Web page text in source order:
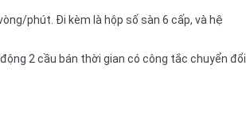
phút. Đi kèm là hộp số sàn 6 cấp, và hệ
2 cầu bán thời gian có công tắc chuyển đổi.